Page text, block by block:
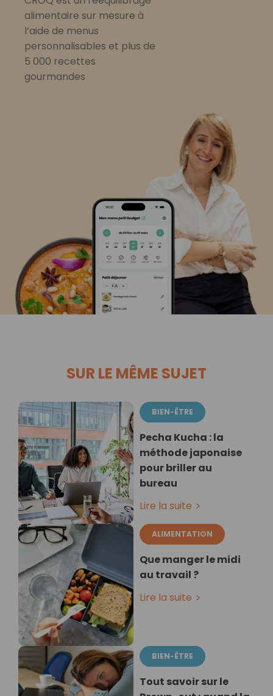
alimentaire sur mesure à
l’aide de menus
personnalisables et plus de
5 000 recettes
gourmandes
SUR LE MÊME SUJET
BIEN-ÊTRE
Pecha Kucha : la
méthode japonaise
pour briller au
bureau
Lire la suite
ALIMENTATION
Que manger le midi
au travail ?
Lire la suite
BIEN-ÊTRE
Tout savoir sur le